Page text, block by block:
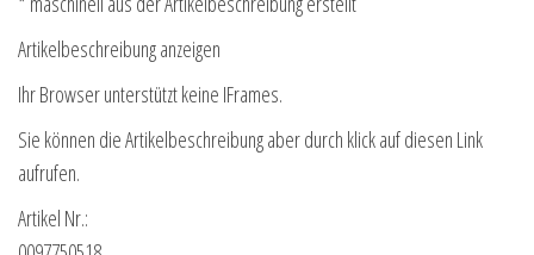
Artikelbeschreibung anzeigen
Ihr Browser unterstützt keine IFrames.
Sie können die Artikelbeschreibung aber durch klick auf diesen Link
aufrufen.
Artikel Nr.: